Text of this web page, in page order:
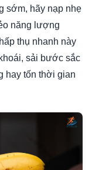
sớm, hãy nạp nhẹ
năng lượng
thụ nhanh này
sải bước sắc
hay tốn thời gian